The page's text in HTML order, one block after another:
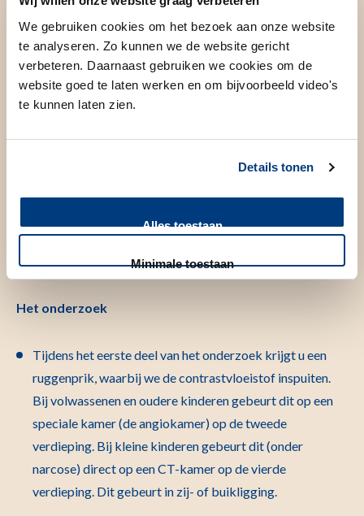
We gebruiken cookies om het bezoek aan onze website
te analyseren. Zo kunnen we de website gericht
verbeteren. Daarnaast gebruiken we cookies om de
website goed te laten werken en om bijvoorbeeld video's
te kunnen laten zien.
Details tonen
Alles toestaan
Minimale toestaan
Hoe gaat het onderzoek / de
behandeling in zijn werk?
De dag van het onderzoek
de afdeling Radiologie dient u zich nogmaals te melden bij
getoond in welke wachtruimte u mag plaatsnemen.
Het onderzoek
Tijdens het eerste deel van het onderzoek krijgt u een
ruggenprik, waarbij we de contrastvloeistof inspuiten.
Bij volwassenen en oudere kinderen gebeurt dit op een
speciale kamer (de angiokamer) op de tweede
verdieping. Bij kleine kinderen gebeurt dit (onder
narcose) direct op een CT-kamer op de vierde
verdieping. Dit gebeurt in zij- of buikligging.